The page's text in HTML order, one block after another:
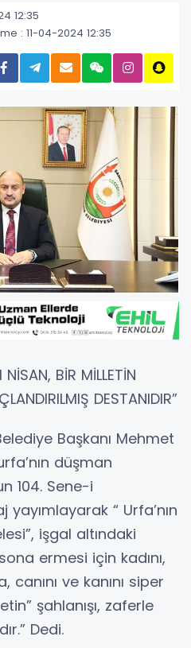
12:35
: 11-04-2024 12:35
NİSAN, BİR MİLLETİN
DESTANIDIR”
Başkanı Mehmet
düşman
104. Sene-i
“ Urfa’nın
işgal altındaki
ermesi için kadını,
canını ve kanını siper
şahlanışı, zaferle
Dedi.